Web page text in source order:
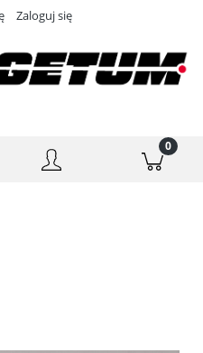
Zaloguj się